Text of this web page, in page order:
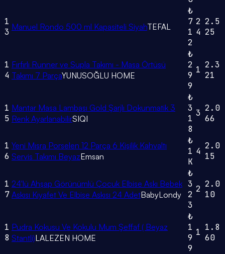
1
3 Manuel Rondo 500 ml Kapasiteli SiyahTEFAL
₺
7
1
2
2
4
2.5
25
1
4
Fırfırlı Runner ve Supla Takımı - Masa Örtüsü
Takımı 7 ParçaYUNUSOĞLU HOME
₺
2
9
9
1 2.3
21
1
5
Mantar Masa Lambası Gold Şarjlı Dokunmatik 3
Renk AyarlanabilirSIQI
₺
3
1
8
3 2.0
66
1
6
Yeni Mısra Porselen 12 Parça 6 Kişilik Kahvaltı
Servis Takımı BeyazEmsan
₺
1
K
4
2.0
15
1
7
24'lü Ahşap Görünümlü Çocuk Elbise Askı Bebek
Askısı Kıyafet Ve Elbise Askısı 24 AdetBabyLondy
₺
3
2
3
2 2.0
10
1
8
Pudra Kokusu Ve Kokulu Mum Şeffaf ( Beyaz
Stantli)LALEZEN HOME
₺
1
9
9
1 1.8
60